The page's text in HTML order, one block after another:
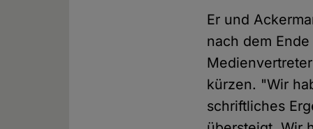
Er und
nach dem
kürzen. "Wir
schriftliches